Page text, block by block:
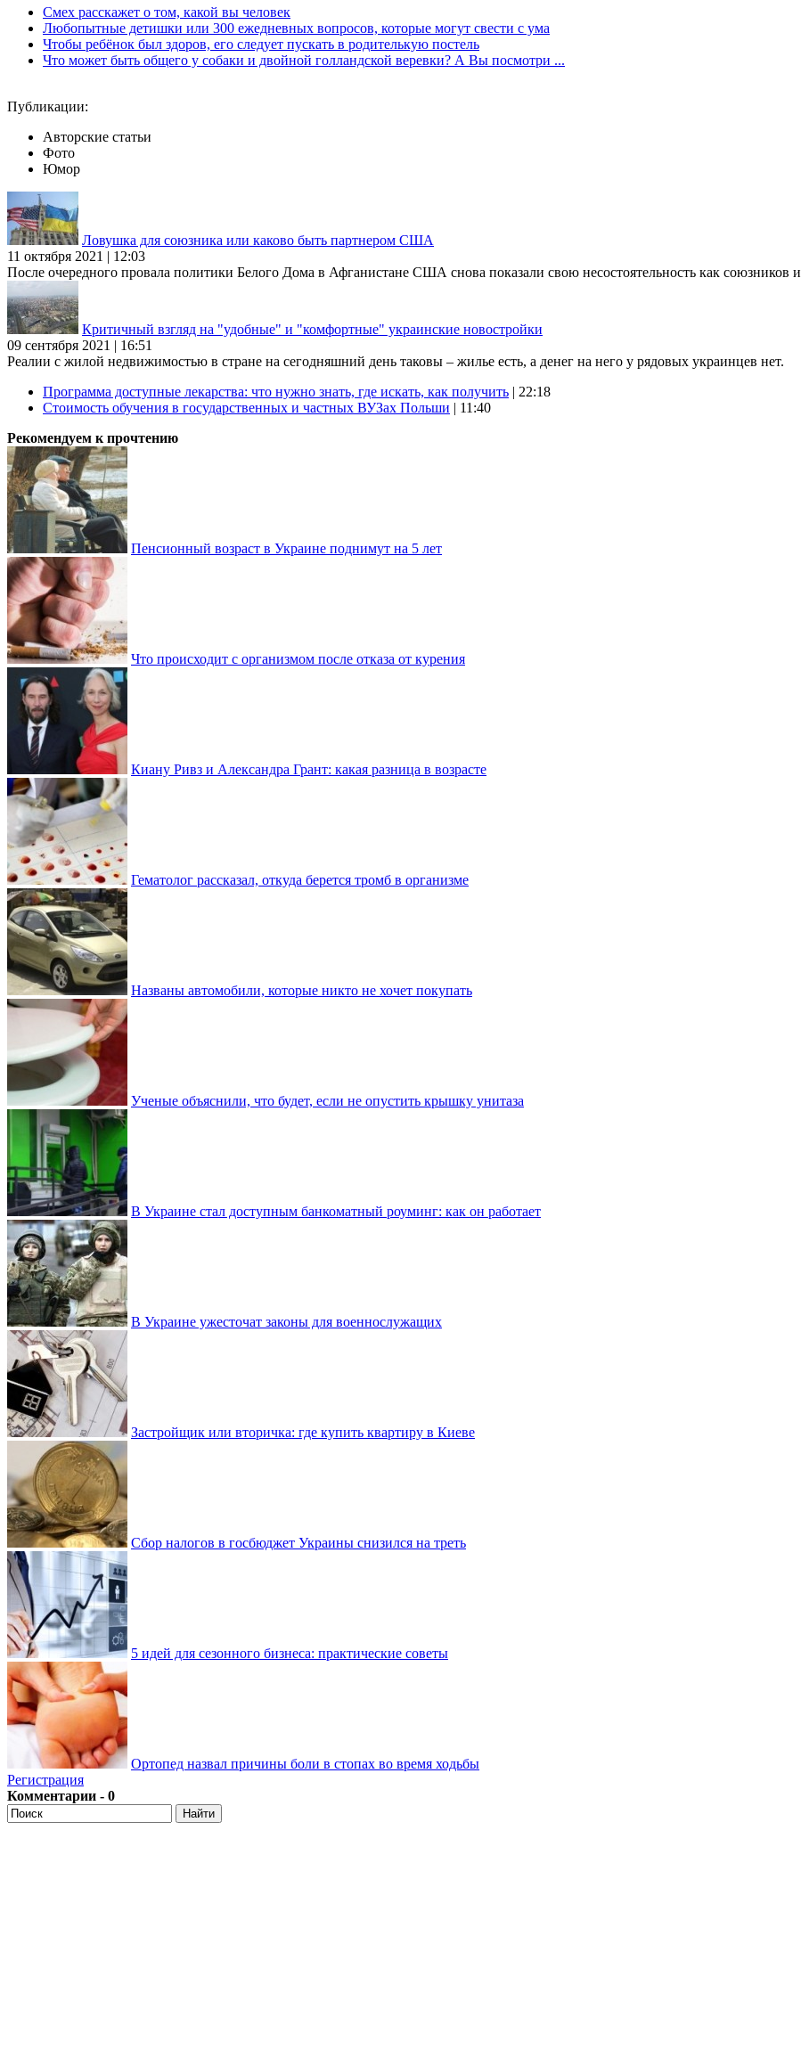
Смех расскажет о том, какой вы человек
Любопытные детишки или 300 ежедневных вопросов, которые могут свести с ума
Чтобы ребёнок был здоров, его следует пускать в родителькую постель
Что может быть общего у собаки и двойной голландской веревки? А Вы посмотри ...
Публикации:
Авторские статьи
Фото
Юмор
Ловушка для союзника или каково быть партнером США
11 октября 2021 | 12:03
После очередного провала политики Белого Дома в Афганистане США снова показали свою несостоятельность как союзников и
Критичный взгляд на "удобные" и "комфортные" украинские новостройки
09 сентября 2021 | 16:51
Реалии с жилой недвижимостью в стране на сегодняшний день таковы – жилье есть, а денег на него у рядовых украинцев нет.
Программа доступные лекарства: что нужно знать, где искать, как получить | 22:18
Стоимость обучения в государственных и частных ВУЗах Польши | 11:40
Рекомендуем к прочтению
Пенсионный возраст в Украине поднимут на 5 лет
Что происходит с организмом после отказа от курения
Киану Ривз и Александра Грант: какая разница в возрасте
Гематолог рассказал, откуда берется тромб в организме
Названы автомобили, которые никто не хочет покупать
Ученые объяснили, что будет, если не опустить крышку унитаза
В Украине стал доступным банкоматный роуминг: как он работает
В Украине ужесточат законы для военнослужащих
Застройщик или вторичка: где купить квартиру в Киеве
Сбор налогов в госбюджет Украины снизился на треть
5 идей для сезонного бизнеса: практические советы
Ортопед назвал причины боли в стопах во время ходьбы
Регистрация
Комментарии - 0